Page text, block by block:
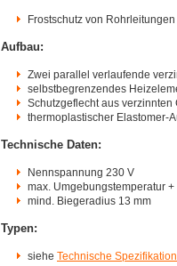
Frostschutz von
Aufbau:
Zwei parallel verlaufende
selbstbegrenzendes
Schutzgeflecht aus verzinnten
thermoplastischer Elastomer-
Technische Daten:
Nennspannung 230 V
max. Umgebungstemperatur +
mind. Biegeradius 13 mm
Typen:
siehe Technische